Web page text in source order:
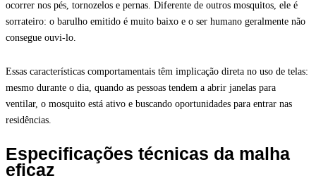
ocorrer nos pés, tornozelos e pernas. Diferente de outros mosquitos, ele é
sorrateiro: o barulho emitido é muito baixo e o ser humano geralmente não
consegue ouvi-lo.
Essas características comportamentais têm implicação direta no uso de telas:
mesmo durante o dia, quando as pessoas tendem a abrir janelas para
ventilar, o mosquito está ativo e buscando oportunidades para entrar nas
residências.
Especificações técnicas da malha
eficaz